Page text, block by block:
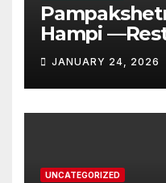
Hampi
Ancient
Second
JANUARY 24, 2026
UNCATEGORIZED